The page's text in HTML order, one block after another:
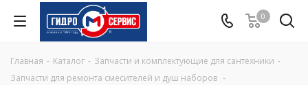
0
Главная - Каталог - Запчасти и комплектующие для сантехники -
Запчасти для ремонта смесителей и душ наборов -